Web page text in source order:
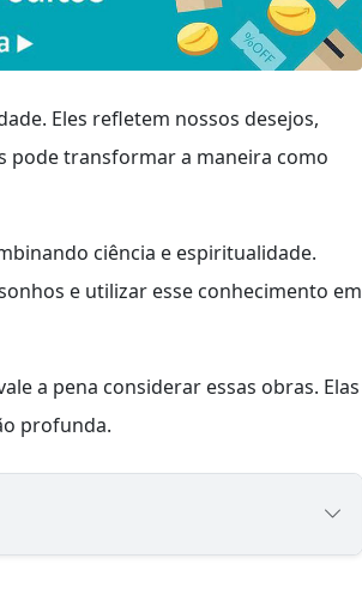
Eles refletem nossos desejos,
pode transformar a maneira como
ciência e espiritualidade.
e utilizar esse conhecimento em
a pena considerar essas obras. Elas
profunda.